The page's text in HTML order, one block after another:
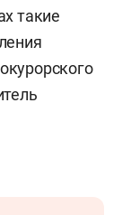
такие